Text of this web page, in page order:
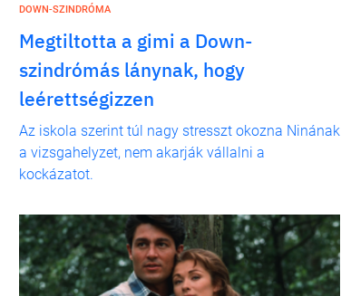
DOWN-SZINDRÓMA
Megtiltotta a gimi a Down-
szindrómás lánynak, hogy
leérettségizzen
Az iskola szerint túl nagy stresszt okozna Ninának
a vizsgahelyzet, nem akarják vállalni a
kockázatot.